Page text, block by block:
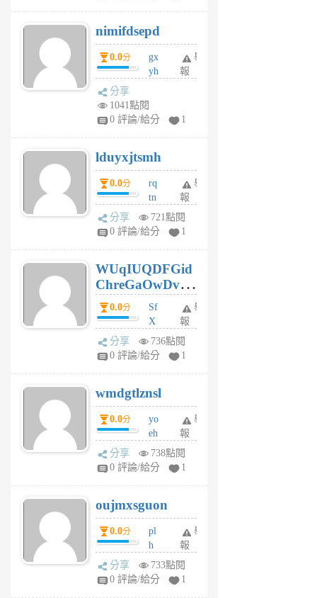
U
5
個
月
nimifdsepd
0.0分
gx
yh
jl
月
前
舉
報
分享
1041點閱
0 評論/給分
1
lduyxjtsmh
0.0分
rq
tn
jt
gl
個
月
前
舉
報
分享
721點閱
0 評論/給分
1
WUqIUQDFGid
ChreGaOwDv
dY0.0分
Sf
X
Pe
Jc
R
P
m
v
A
V
個
月
前
舉
報
分享
736點閱
0 評論/給分
1
wmdgtlznsl
0.0分
yo
eh
ld
gy
個
月
前
舉
報
分享
738點閱
0 評論/給分
1
oujmxsguon
0.0分
pl
h
wi
w
舉
報
分享
733點閱
0 評論/給分
1